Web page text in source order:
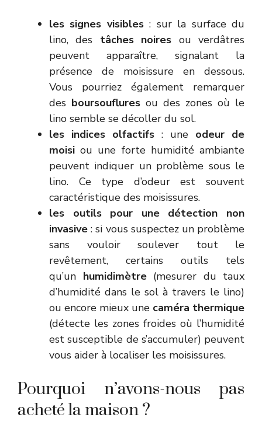
les signes visibles: sur la surface du
lino, des tâches noires ou verdâtres
peuvent apparaître, signalant la
présence de moisissure en dessous.
Vous pourriez également remarquer
des boursouflures ou des zones où le
lino semble se décoller du sol.
les indices olfactifs : une odeur de
moisi ou une forte humidité ambiante
peuvent indiquer un problème sous le
lino. Ce type d’odeur est souvent
caractéristique des moisissures.
les outils pour une détection non
invasive : si vous suspectez un problème
sans vouloir soulever tout le
revêtement, certains outils tels
qu’un humidimètre(mesurer du taux
d’humidité dans le sol à travers le lino)
ou encore mieux une caméra thermique
(détecte les zones froides où l’humidité
est susceptible de s’accumuler) peuvent
vous aider à localiser les moisissures.
Pourquoi n’avons-nous pas
acheté la maison ?